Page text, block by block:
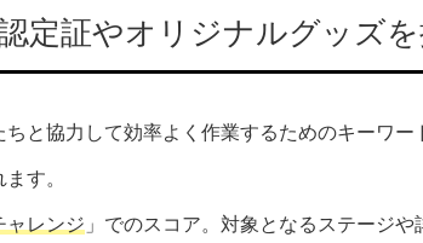
定証やオリジナルグッズ
ちと協力して効率よく作業するためのキーワー
す。
ャレンジ 」でのスコア。対象となるステージ